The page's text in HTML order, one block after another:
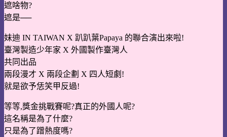
遮啥物?
遮是──
妹迪 IN TAIWAN X 趴趴葉Papaya 的聯合演出來啦!
臺灣製造少年家 X 外國製作臺灣人
共同出品
兩段漫才 X 兩段企劃 X 四人短劇!
就是欲予恁笑甲反過!
等等,獎金挑戰賽呢?真正的外國人呢?
這名稱是為了什麼?
只是為了蹭熱度嗎?